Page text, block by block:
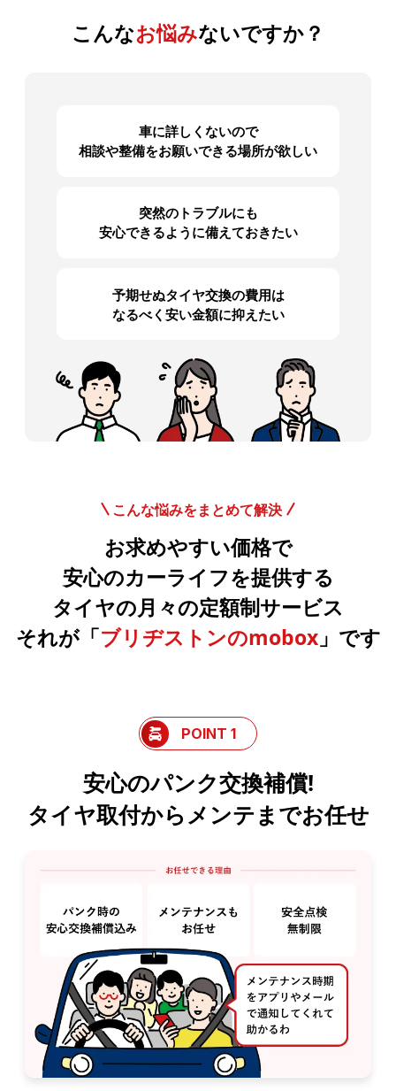
こんなお悩みないですか？
車に詳しくないので
相談や整備をお願いできる場所が欲しい
突然のトラブルにも
安心できるように備えておきたい
予期せぬタイヤ交換の費用は
なるべく安い金額に抑えたい
こんな悩みをまとめて解決
お求めやすい価格で
安心のカーライフを提供する
タイヤの月々の定額制サービス
それが「ブリヂストンのmobox」です
POINT 1
安心のパンク交換補償!
タイヤ取付からメンテまでお任せ